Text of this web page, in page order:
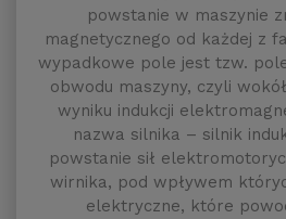
powstanie w maszynie
magnetycznego od każdej z
wypadkowe pole jest tzw.
obwodu maszyny, czyli
wyniku indukcji
nazwa silnika – silnik
powstanie sił
wirnika, pod wpływem
elektryczne, które